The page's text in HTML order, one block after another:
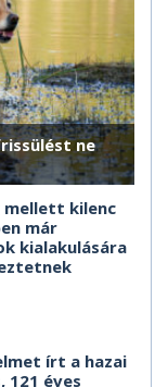
ne
mellett kilenc
már
kialakulására
írt a hazai
121 éves